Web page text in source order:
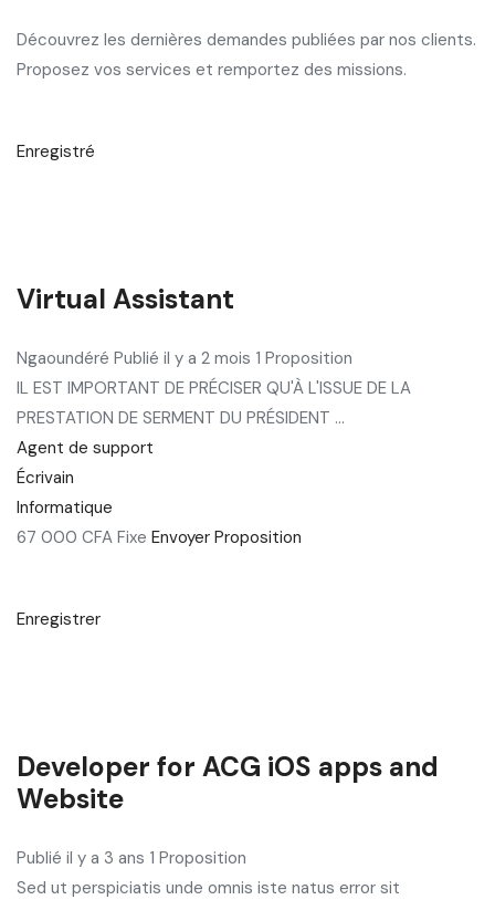
Découvrez les dernières demandes publiées par nos clients.
Proposez vos services et remportez des missions.
Enregistré
Virtual Assistant
Ngaoundéré Publié il y a 2 mois 1 Proposition
IL EST IMPORTANT DE PRÉCISER QU'À L'ISSUE DE LA
PRESTATION DE SERMENT DU PRÉSIDENT ...
Agent de support
Écrivain
Informatique
67 000 CFA Fixe Envoyer Proposition
Enregistrer
Developer for ACG iOS apps and
Website
Publié il y a 3 ans 1 Proposition
Sed ut perspiciatis unde omnis iste natus error sit